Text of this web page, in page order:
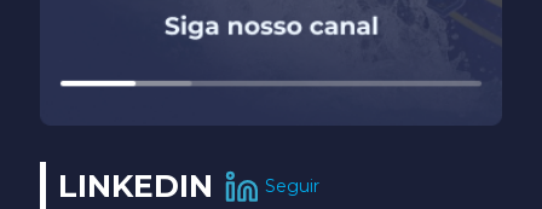
LINKEDIN Seguir